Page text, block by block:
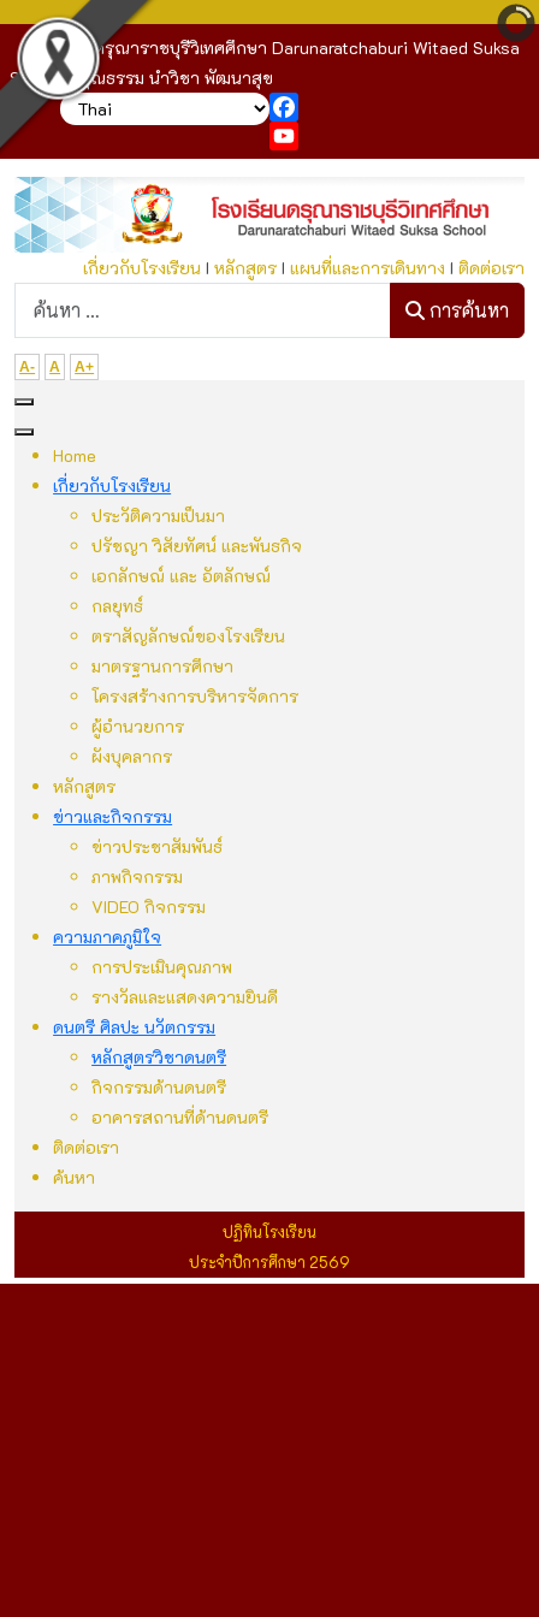
โรงเรียนดรุณาราชบุรีวิเทศศึกษา Darunaratchaburi Witaed Suksa
School : คุณธรรม นำวิชา พัฒนาสุข
YouTube
เกี่ยวกับโรงเรียนI หลักสูตรI แผนที่และการเดินทาง I ติดต่อเรา
ก
การค้นหา
A- A A+
Home
เกี่ยวกับโรงเรียน
ประวัติความเป็นมา
ปรัชญา วิสัยทัศน์ และพันธกิจ
เอกลักษณ์ และ อัตลักษณ์
กลยุทธ์
ตราสัญลักษณ์ของโรงเรียน
มาตรฐานการศึกษา
โครงสร้างการบริหารจัดการ
ผู้อำนวยการ
ผังบุคลากร
หลักสูตร
ข่าวและกิจกรรม
ข่าวประชาสัมพันธ์
ภาพกิจกรรม
VIDEO กิจกรรม
ความภาคภูมิใจ
การประเมินคุณภาพ
รางวัลและแสดงความยินดี
ดนตรี ศิลปะ นวัตกรรม
หลักสูตรวิชาดนตรี
กิจกรรมด้านดนตรี
อาคารสถานที่ด้านดนตรี
ติดต่อเรา
ค้นหา
ปฏิทินโรงเรียน
ประจำปีการศึกษา 2569